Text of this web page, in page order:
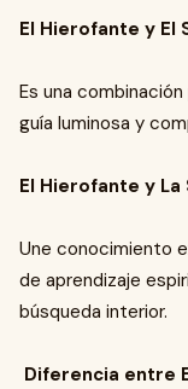
El Hierofante y El
Es una
guía luminosa y
El Hierofante y
Une conocimiento
de aprendizaje
búsqueda interior.
Diferencia entre